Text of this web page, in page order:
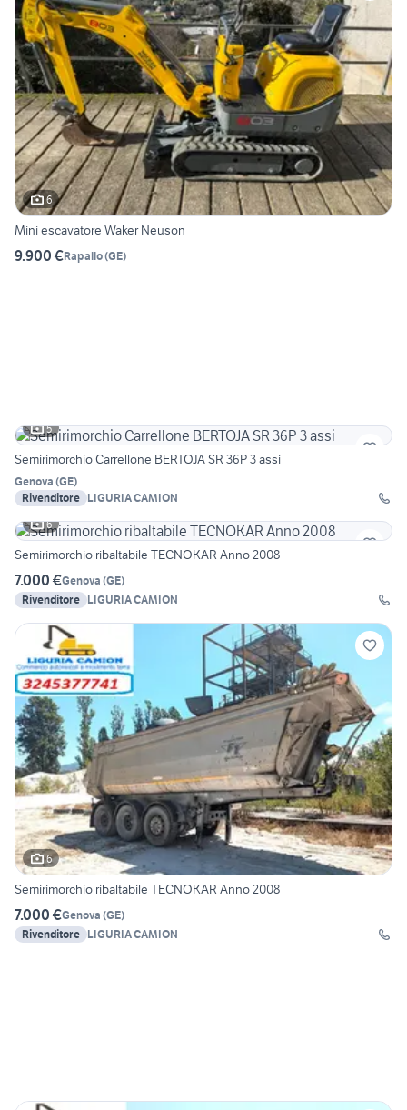
6
Mini escavatore Waker Neuson
9.900 €Rapallo(GE)
5
Semirimorchio Carrellone BERTOJA SR 36P 3 assi
Genova (GE)
Rivenditore LIGURIA CAMION
6
Semirimorchio ribaltabile TECNOKAR Anno 2008
7.000 €Genova (GE)
Rivenditore LIGURIA CAMION
6
Semirimorchio ribaltabile TECNOKAR Anno 2008
7.000 €Genova (GE)
Rivenditore LIGURIA CAMION